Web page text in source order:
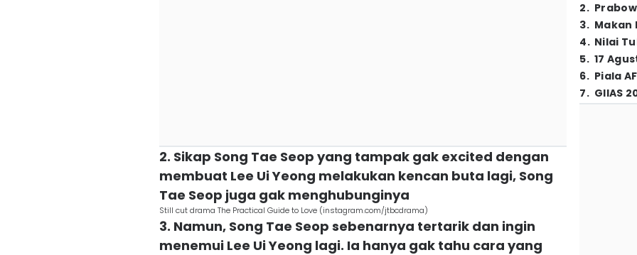
2. Sikap Song Tae Seop yang tampak gak excited dengan
membuat Lee Ui Yeong melakukan kencan buta lagi, Song
Tae Seop juga gak menghubunginya
Still cut drama The Practical Guide to Love (instagram.com/jtbcdrama)
3. Namun, Song Tae Seop sebenarnya tertarik dan ingin
menemui Lee Ui Yeong lagi. Ia hanya gak tahu cara yang
2.
3. Makan
4. Nilai
5. 17
6. Piala
7. GIIAS